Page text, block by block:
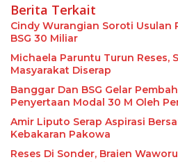
Berita Terkait
Cindy Wurangian Soroti Usulan
BSG 30 Miliar
Michaela Paruntu Turun Reses,
Masyarakat Diserap
Banggar Dan BSG Gelar
Penyertaan Modal 30 M Oleh
Amir Liputo Serap Aspirasi
Kebakaran Pakowa
Reses Di Sonder, Braien